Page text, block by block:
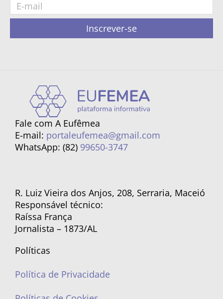
Inscrever-se
Fale com A Eufêmea
E-mail: portaleufemea@gmail.com
WhatsApp: (82) 99650-3747
R. Luiz Vieira dos Anjos, 208, Serraria, Maceió
Responsável técnico:
Raíssa França
Jornalista – 1873/AL
Políticas
Política de Privacidade